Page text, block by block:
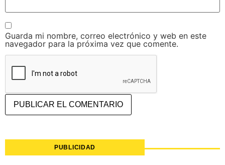
Guarda mi nombre, correo electrónico y web en este
navegador para la próxima vez que comente.
PUBLICIDAD